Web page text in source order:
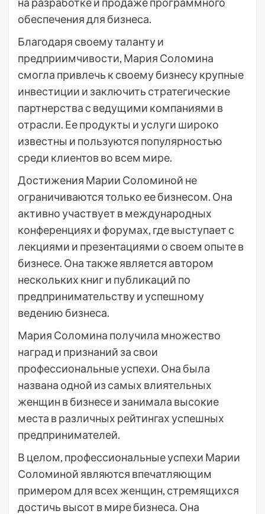
обеспечения для бизнеса.
Благодаря своему таланту и
предприимчивости, Мария Соломина
смогла привлечь к своему бизнесу крупные
инвестиции и заключить стратегические
партнерства с ведущими компаниями в
отрасли. Ее продукты и услуги широко
известны и пользуются популярностью
среди клиентов во всем мире.
Достижения Марии Соломиной не
ограничиваются только ее бизнесом. Она
активно участвует в международных
конференциях и форумах, где выступает с
лекциями и презентациями о своем опыте в
бизнесе. Она также является автором
нескольких книг и публикаций по
предпринимательству и успешному
ведению бизнеса.
Мария Соломина получила множество
наград и признаний за свои
профессиональные успехи. Она была
названа одной из самых влиятельных
женщин в бизнесе и занимала высокие
места в различных рейтингах успешных
предпринимателей.
В целом, профессиональные успехи Марии
Соломиной являются впечатляющим
примером для всех женщин, стремящихся
достичь высот в мире бизнеса. Она